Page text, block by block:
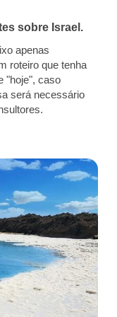
sobre Israel .
apenas
roteiro que tenha
"hoje", caso
será necessário